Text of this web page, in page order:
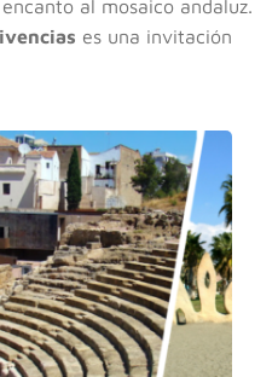
al mosaico andaluz.
es una invitación